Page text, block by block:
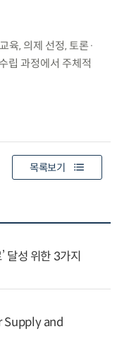
육, 의제 선정, 토론·
립 과정에서 주체적
목록보기
달성 위한 3가지
Supply and